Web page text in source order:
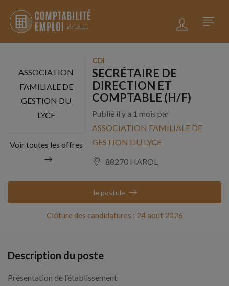
ASSOCIATION
FAMILIALE DE
GESTION DU
LYCE
Voir toutes les offres
CDI
SECRÉTAIRE DE
DIRECTION ET
COMPTABLE (H/F)
Publié il y a 1 mois par
ASSOCIATION FAMILIALE DE
GESTION DU LYCE
88270 HAROL
Clôture des candidatures : 24 août 2026
Je postule
Description du poste
Présentation de l’établissement